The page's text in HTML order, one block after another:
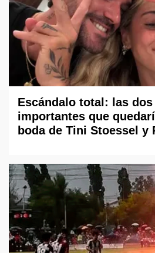
Escándalo total: las
importantes que
boda de Tini Stoessel y